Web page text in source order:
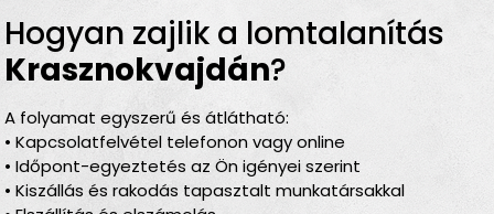
Hogyan zajlik a lomtalanítás
Krasznokvajdán?
A folyamat egyszerű és átlátható:
• Kapcsolatfelvétel telefonon vagy online
• Időpont-egyeztetés az Ön igényei szerint
• Kiszállás és rakodás tapasztalt munkatársakkal